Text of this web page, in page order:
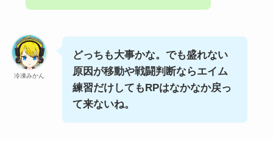
冷凍みかん
どっちも大事かな。でも盛れない
原因が移動や戦闘判断ならエイム
練習だけしてもRPはなかなか戻っ
て来ないね。